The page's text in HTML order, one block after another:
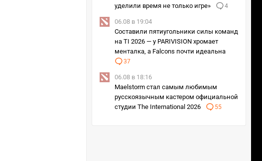
уделили время не только игре»
4
06.08 в 19:04
Составили пятиугольники силы команд
на TI 2026 — у PARIVISION хромает
менталка, а Falcons почти идеальна
37
06.08 в 18:16
Maelstorm стал самым любимым
русскоязычным кастером официальной
студии The International 2026
55